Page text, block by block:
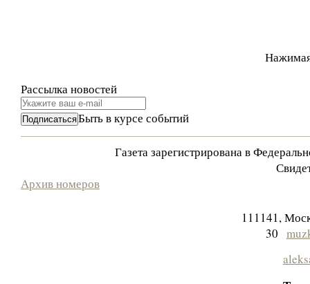
Рассылка новостей
Быть в курсе событий
Газета зарегистрирована в
Архив номеров
111141,
30